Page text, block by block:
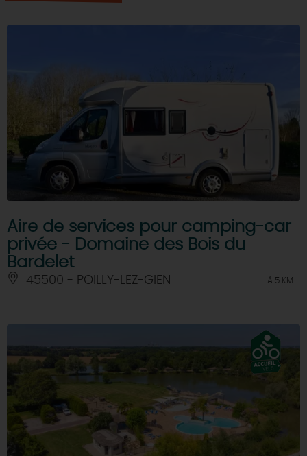
Aire de services pour camping-car
privée - Domaine des Bois du
Bardelet
45500 - POILLY-LEZ-GIEN À 5 KM